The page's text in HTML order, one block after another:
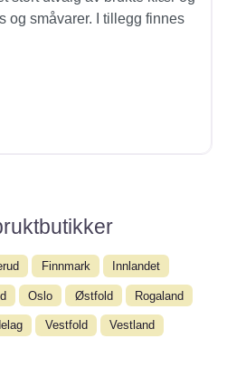
og småvarer. I tillegg finnes
Finnmark Innlandet
Oslo Østfold Rogaland
Vestfold Vestland